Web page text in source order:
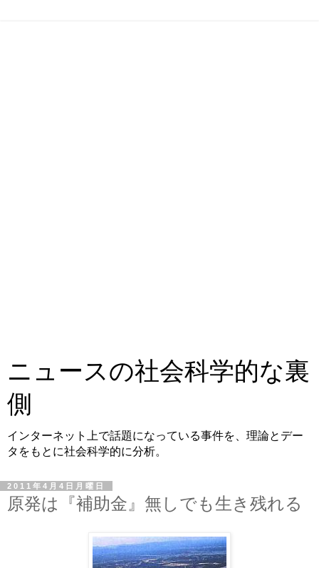
ニュースの社会科学的な裏
側
インターネット上で話題になっている事件を、理論とデー
タをもとに社会科学的に分析。
2011年4月4日月曜日
原発は『補助金』無しでも生き残れる